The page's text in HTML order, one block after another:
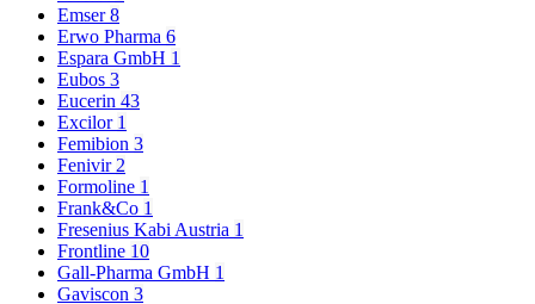
Emser8
Erwo Pharma 6
Espara GmbH 1
Eubos 3
Eucerin 43
Excilor 1
Femibion 3
Fenivir 2
Formoline 1
Frank&Co 1
Fresenius Kabi Austria 1
Frontline 10
Gall-Pharma GmbH 1
Gaviscon 3